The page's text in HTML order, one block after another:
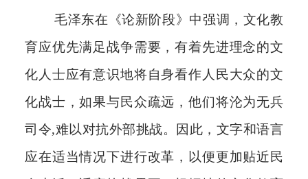
毛泽东在《论新阶段》中强调，文化教
育应优先满足战争需要，有着先进理念的文
化人士应有意识地将自身看作人民大众的文
化战士，如果与民众疏远，他们将沦为无兵
司令,难以对抗外部挑战。因此，文字和语言
应在适当情况下进行改革，以便更加贴近民